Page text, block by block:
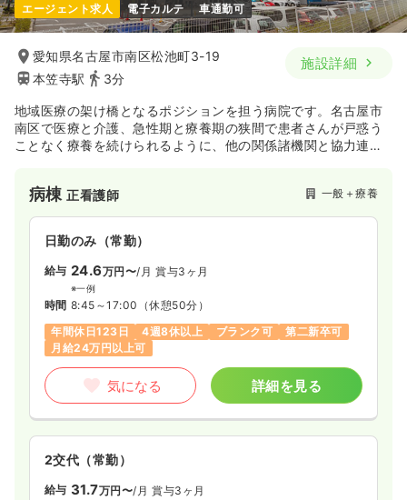
給与 時給1,500円〜
時間 9:00～18:00
日祝休み
ブランク可 時給1,500円以上可
気になる 詳細を見る
日勤のみ（常勤）
給与 お問い合わせください
日祝休み
気になる 詳細を見る
エージェント求人 電子カルテ 車通勤可
愛知県名古屋市南区松池町3-19
本笠寺駅
3分
施設詳細
地域医療の架け橋となるポジションを担う病院です。名古屋市
南区で医療と介護、急性期と療養期の狭間で患者さんが戸惑う
ことなく療養を続けられるように、他の関係諸機関と協力連携
病棟正看護師 一般＋療養
日勤のみ（常勤）
給与 24.6万円〜/月 賞与3ヶ月
※一例
時間 8:45～17:00 （休憩50分）
年間休日123日
4週8休以上 ブランク可
第二新卒可
月給24万円以上可
気になる 詳細を見る
2交代（常勤）
給与 31.7万円〜/月 賞与3ヶ月